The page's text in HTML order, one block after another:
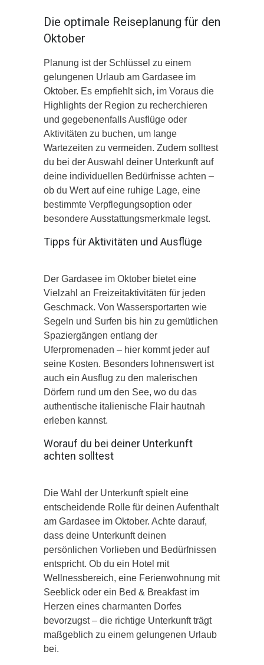
Die optimale Reiseplanung für den
Oktober
Planung ist der Schlüssel zu einem
gelungenen Urlaub am Gardasee im
Oktober. Es empfiehlt sich, im Voraus die
Highlights der Region zu recherchieren
und gegebenenfalls Ausflüge oder
Aktivitäten zu buchen, um lange
Wartezeiten zu vermeiden. Zudem solltest
du bei der Auswahl deiner Unterkunft auf
deine individuellen Bedürfnisse achten –
ob du Wert auf eine ruhige Lage, eine
bestimmte Verpflegungsoption oder
besondere Ausstattungsmerkmale legst.
Tipps für Aktivitäten und Ausflüge
Der Gardasee im Oktober bietet eine
Vielzahl an Freizeitaktivitäten für jeden
Geschmack. Von Wassersportarten wie
Segeln und Surfen bis hin zu gemütlichen
Spaziergängen entlang der
Uferpromenaden – hier kommt jeder auf
seine Kosten. Besonders lohnenswert ist
auch ein Ausflug zu den malerischen
Dörfern rund um den See, wo du das
authentische italienische Flair hautnah
erleben kannst.
Worauf du bei deiner Unterkunft
achten solltest
Die Wahl der Unterkunft spielt eine
entscheidende Rolle für deinen Aufenthalt
am Gardasee im Oktober. Achte darauf,
dass deine Unterkunft deinen
persönlichen Vorlieben und Bedürfnissen
entspricht. Ob du ein Hotel mit
Wellnessbereich, eine Ferienwohnung mit
Seeblick oder ein Bed & Breakfast im
Herzen eines charmanten Dorfes
bevorzugst – die richtige Unterkunft trägt
maßgeblich zu einem gelungenen Urlaub
bei.